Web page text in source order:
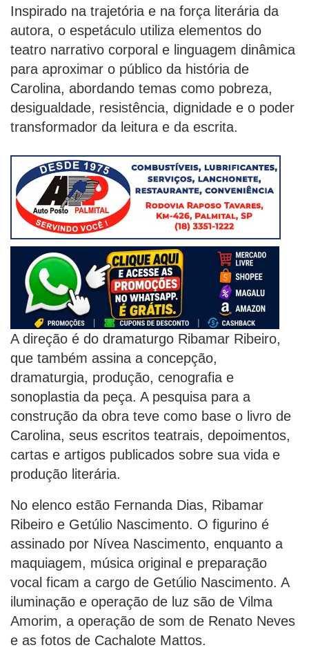
Inspirado na trajetória e na força literária da
autora, o espetáculo utiliza elementos do
teatro narrativo corporal e linguagem dinâmica
para aproximar o público da história de
Carolina, abordando temas como pobreza,
desigualdade, resistência, dignidade e o poder
transformador da leitura e da escrita.
A direção é do dramaturgo Ribamar Ribeiro,
que também assina a concepção,
dramaturgia, produção, cenografia e
sonoplastia da peça. A pesquisa para a
construção da obra teve como base o livro de
Carolina, seus escritos teatrais, depoimentos,
cartas e artigos publicados sobre sua vida e
produção literária.
No elenco estão Fernanda Dias, Ribamar
Ribeiro e Getúlio Nascimento. O figurino é
assinado por Nívea Nascimento, enquanto a
maquiagem, música original e preparação
vocal ficam a cargo de Getúlio Nascimento. A
iluminação e operação de luz são de Vilma
Amorim, a operação de som de Renato Neves
e as fotos de Cachalote Mattos.